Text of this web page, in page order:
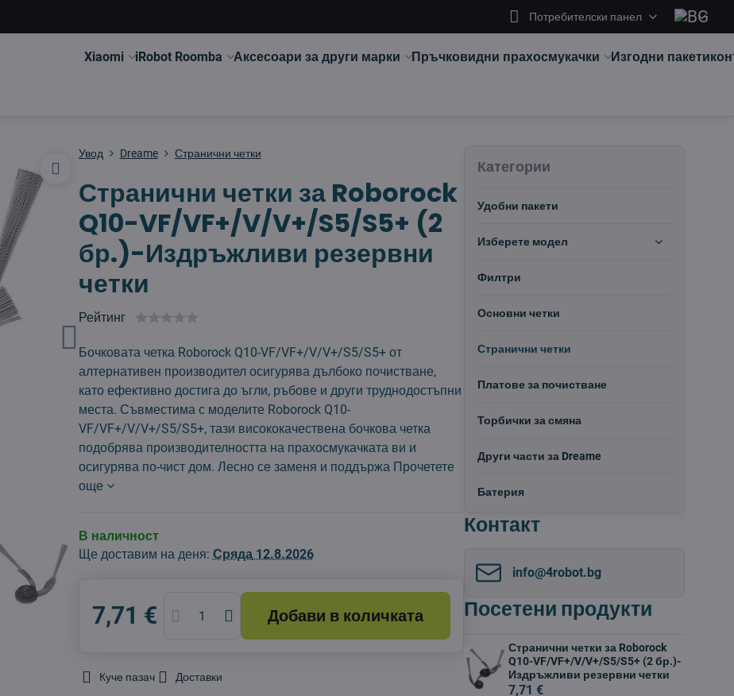
Потребителски панел
Xiaomi iRobot Roomba Аксесоари за други марки Пръчковидни прахосмукачки Изгодни пакети
Увод Dreame Странични четки
Странични четки за Roborock
Q10-VF/VF+/V/V+/S5/S5+ (2
бр.)-Издръжливи резервни
четки
Рейтинг
Бочковата четка Roborock Q10-VF/VF+/V/V+/S5/S5+ от
алтернативен производител осигурява дълбоко почистване,
като ефективно достига до ъгли, ръбове и други труднодостъпни
места. Съвместима с моделите Roborock Q10-
VF/VF+/V/V+/S5/S5+, тази висококачествена бочкова четка
подобрява производителността на прахосмукачката ви и
осигурява по-чист дом. Лесно се заменя и поддържа Прочетете
още
В наличност
Ще доставим на деня: Сряда12.8.2026
7,71 € Добави в количката
Куче пазач Доставки
Категории
Удобни пакети
Изберете модел
Филтри
Основни четки
Странични четки
Платове за почистване
Торбички за смяна
Други части за Dreame
Батерия
Контакт
info​@4robot​.bg
Посетени продукти
Странични четки за Roborock
Q10-VF/VF+/V/V+/S5/S5+ (2 бр.)-
Издръжливи резервни четки
7,71 €